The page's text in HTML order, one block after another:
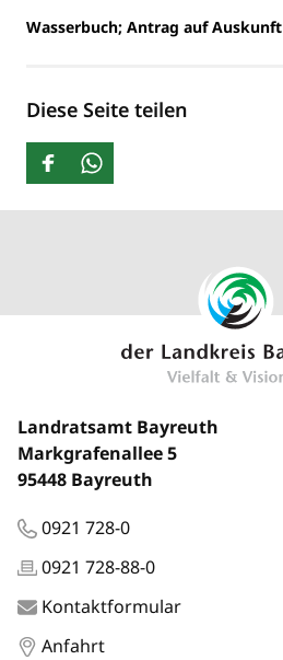
Wasserbuch; Antrag auf Auskunft
Diese Seite teilen
Landratsamt Bayreuth
Markgrafenallee 5
95448 Bayreuth
0921 728-0
0921 728-88-0
Kontaktformular
Anfahrt